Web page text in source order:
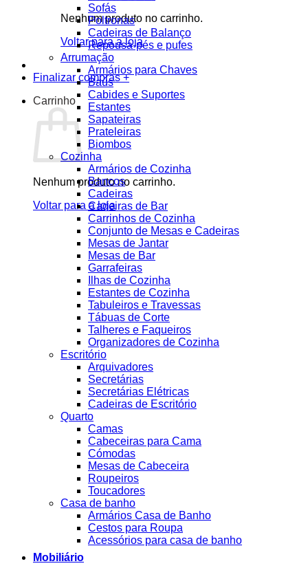
Nenhum produto no carrinho.
Voltar para a loja
Finalizar compras +
Carrinho
Nenhum produto no carrinho.
Voltar para a loja
Sofás
Poltronas
Cadeiras de Balanço
Repousa-pés e pufes
Arrumação
Armários para Chaves
Baús
Cabides e Suportes
Estantes
Sapateiras
Prateleiras
Biombos
Cozinha
Armários de Cozinha
Bancos
Cadeiras
Cadeiras de Bar
Carrinhos de Cozinha
Conjunto de Mesas e Cadeiras
Mesas de Jantar
Mesas de Bar
Garrafeiras
Ilhas de Cozinha
Estantes de Cozinha
Tabuleiros e Travessas
Tábuas de Corte
Talheres e Faqueiros
Organizadores de Cozinha
Escritório
Arquivadores
Secretárias
Secretárias Elétricas
Cadeiras de Escritório
Quarto
Camas
Cabeceiras para Cama
Cómodas
Mesas de Cabeceira
Roupeiros
Toucadores
Casa de banho
Armários Casa de Banho
Cestos para Roupa
Acessórios para casa de banho
Mobiliário